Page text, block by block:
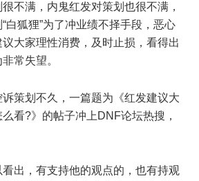
不满，内鬼红发对策划也很不满，
白狐狸”为了冲业绩不择手段，恶心
大家理性消费，及时止损，看得出
常失望。
策划不久，一篇题为《红发建议大
看?》的帖子冲上DNF论坛热搜，
看出，有支持他的观点的，也有持观